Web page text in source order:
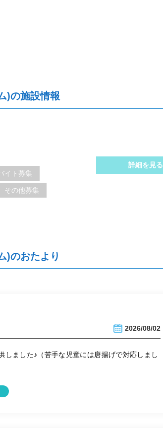
)の施設情報
イト募集
その他募集
詳細を見る
)のおたより
2026/08/02
ました♪（苦手な児童には唐揚げで対応しまし